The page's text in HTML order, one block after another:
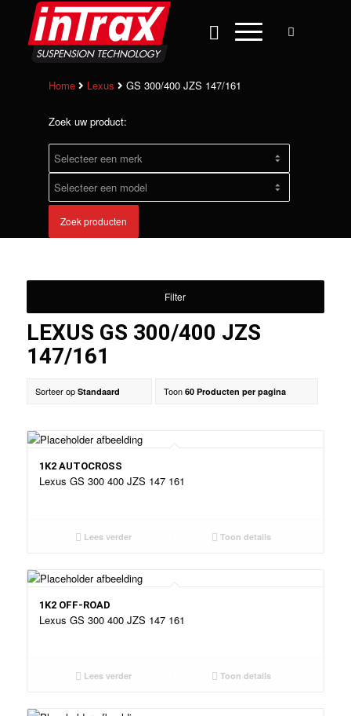
Home Lexus GS 300/400 JZS 147/161
Zoek uw product:
Zoek producten
Filter
LEXUS GS 300/400 JZS
147/161
Sorteer op Standaard Toon 60 Producten per pagina
1K2 AUTOCROSS
Lexus GS 300 400 JZS 147 161
Lees verder Toon details
1K2 OFF-ROAD
Lexus GS 300 400 JZS 147 161
Lees verder Toon details